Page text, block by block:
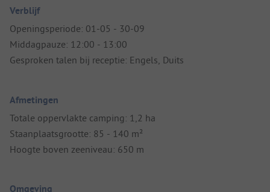
Verblijf
Openingsperiode: 01-05 - 30-09
Middagpauze: 12:00 - 13:00
Gesproken talen bij receptie: Engels, Duits
Afmetingen
Totale oppervlakte camping: 1,2 ha
Staanplaatsgrootte: 85 - 140 m²
Hoogte boven zeeniveau: 650 m
Omgeving